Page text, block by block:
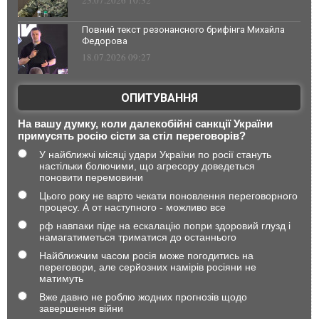
Повний текст резонансного брифінга Михайла
Федорова
18.07.2026 09:27
ОПИТУВАННЯ
На вашу думку, коли далекобійні санкції України
примусять росію сісти за стіл переговорів?
У найближчі місяці удари України по росії стануть
настільки болючими, що агресору доведеться
поновити перемовини
Цього року не варто чекати поновлення переговорного
процесу. А от наступного - можливо все
рф навпаки піде на ескалацію попри здоровий глузд і
намагатиметься триматися до останнього
Найближчим часом росія може погодитись на
переговори, але серйозних намірів росіяни не
матимуть
Вже давно не роблю жодних прогнозів щодо
завершення війни